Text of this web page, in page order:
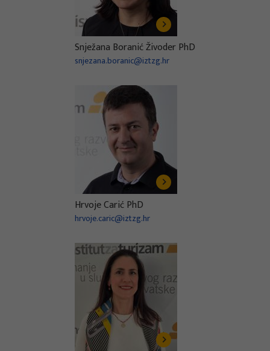
Snježana Boranić Živoder PhD
snjezana.boranic@iztzg.hr
Hrvoje Carić PhD
hrvoje.caric@iztzg.hr